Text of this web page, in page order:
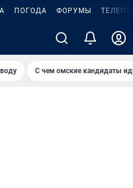
ПОГОДА ФОРУМЫ
С чем омские кандидаты